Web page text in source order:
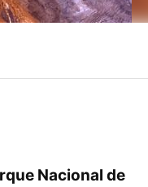
Nacional de